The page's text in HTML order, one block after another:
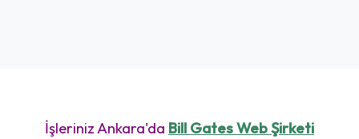
İşleriniz Ankara'da Bill Gates Web Şirketi